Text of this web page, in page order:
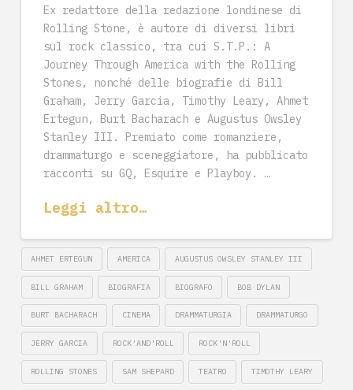
Ex redattore della redazione londinese di
Rolling Stone, è autore di diversi libri
sul rock classico, tra cui S.T.P.: A
Journey Through America with the Rolling
Stones, nonché delle biografie di Bill
Graham, Jerry Garcia, Timothy Leary, Ahmet
Ertegun, Burt Bacharach e Augustus Owsley
Stanley III. Premiato come romanziere,
drammaturgo e sceneggiatore, ha pubblicato
racconti su GQ, Esquire e Playboy. …
Leggi altro…
AHMET ERTEGUN AMERICA AUGUSTUS OWSLEY STANLEY III
BILL GRAHAM BIOGRAFIA BIOGRAFO BOB DYLAN
BURT BACHARACH CINEMA DRAMMATURGIA DRAMMATURGO
JERRY GARCIA ROCK'AND'ROLL ROCK'N'ROLL
ROLLING STONES SAM SHEPARD TEATRO TIMOTHY LEARY